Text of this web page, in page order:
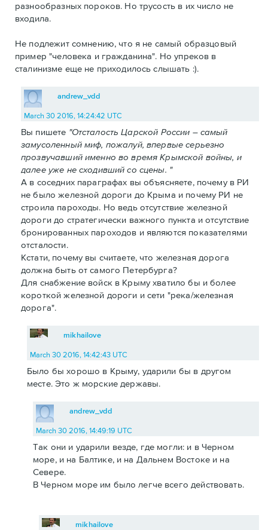
разнообразных пороков. Но трусость в их число не
входила.
Не подлежит сомнению, что я не самый образцовый
пример "человека и гражданина". Но упреков в
сталинизме еще не приходилось слышать :).
andrew_vdd
March 30 2016, 14:24:42 UTC
Вы пишете "Отсталость Царской России – самый
замусоленный миф, пожалуй, впервые серьезно
прозвучавший именно во время Крымской войны, и
далее уже не сходивший со сцены. "
А в соседних параграфах вы объясняете, почему в РИ
не было железной дороги до Крыма и почему РИ не
строила пароходы. Но ведь отсутствие железной
дороги до стратегически важного пункта и отсутствие
бронированных пароходов и являются показателями
отсталости.
Кстати, почему вы считаете, что железная дорога
должна быть от самого Петербурга?
Для снабжение войск в Крыму хватило бы и более
короткой железной дороги и сети "река/железная
дорога".
mikhailove
March 30 2016, 14:42:43 UTC
Было бы хорошо в Крыму, ударили бы в другом
месте. Это ж морские державы.
andrew_vdd
March 30 2016, 14:49:19 UTC
Так они и ударили везде, где могли: и в Черном
море, и на Балтике, и на Дальнем Востоке и на
Севере.
В Черном море им было легче всего действовать.
mikhailove